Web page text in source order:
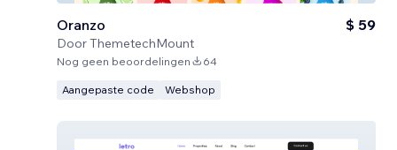
Oranzo
DoorThemetechMount
$ 59
Nog geen beoordelingen 64
Aangepaste code Webshop